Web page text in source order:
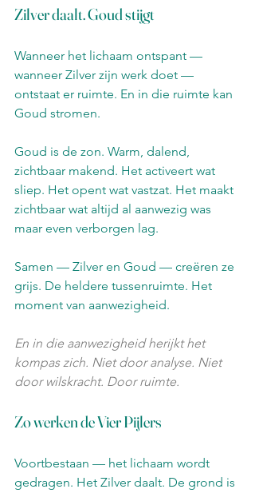
Zilver daalt. Goud stijgt
Wanneer het lichaam ontspant —
wanneer Zilver zijn werk doet —
ontstaat er ruimte. En in die ruimte kan
Goud stromen.
Goud is de zon. Warm, dalend,
zichtbaar makend. Het activeert wat
sliep. Het opent wat vastzat. Het maakt
zichtbaar wat altijd al aanwezig was
maar even verborgen lag.
Samen — Zilver en Goud — creëren ze
grijs. De heldere tussenruimte. Het
moment van aanwezigheid.
En in die aanwezigheid herijkt het
kompas zich. Niet door analyse. Niet
door wilskracht. Door ruimte.
Zo werken de Vier Pijlers
Voortbestaan — het lichaam wordt
gedragen. Het Zilver daalt. De grond is